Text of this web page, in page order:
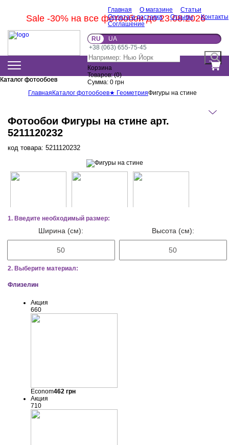
Sale -30% на все фотообои до 23.08.2026
Главная О магазине
Статьи
Оплата и доставка
Отзывы
Контакты
Соглашение
RU
UA
+38 (063) 655-75-45
Корзина
Товаров:(0)
Сумма: 0 грн
Каталог фотообоев
Каталог фотообоев
Главная Каталог фотообоев★ ГеометрияФигуры на стине
Фотообои Фигуры на стине арт.
5211120232
код товара: 5211120232
1. Введите необходимый размер:
Ширина (см): Высота (см):
2. Выберите материал:
Флизелин
Акция
660
Econom462грн
Акция
710